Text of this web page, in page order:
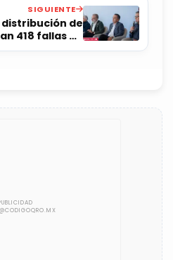
SIGUIENTE
distribución de
418 fallas en
de energía